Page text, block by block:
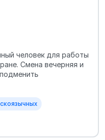
человек для работы
Смена вечерняя и